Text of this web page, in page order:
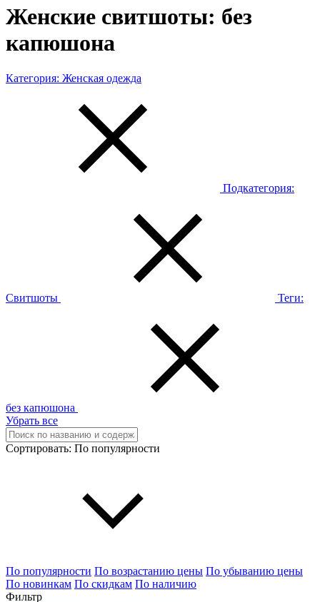
Женские свитшоты: без
капюшона
Категория: Женская одежда
Подкатегория:
Свитшоты Теги:
без капюшона
Убрать все
Сортировать: По популярности
По популярности По возрастанию цены По убыванию цены
По новинкам По скидкам По наличию
Фильтр